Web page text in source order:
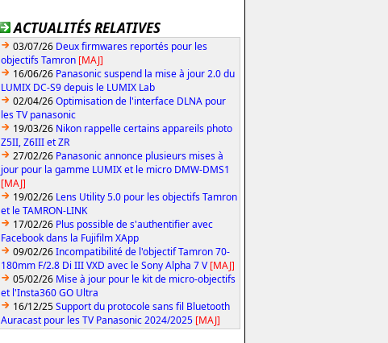
ACTUALITÉS RELATIVES
03/07/26 Deux firmwares reportés pour les
objectifs Tamron [MAJ]
16/06/26 Panasonic suspend la mise à jour 2.0 du
LUMIX DC-S9 depuis le LUMIX Lab
02/04/26Optimisation de l'interface DLNA pour
les TV panasonic
19/03/26 Nikon rappelle certains appareils photo
Z5II, Z6III et ZR
27/02/26 Panasonic annonce plusieurs mises à
jour pour la gamme LUMIX et le micro DMW-DMS1
[MAJ]
19/02/26 Lens Utility 5.0 pour les objectifs Tamron
et le TAMRON-LINK
17/02/26 Plus possible de s'authentifier avec
Facebook dans la Fujifilm XApp
09/02/26Incompatibilité de l'objectif Tamron 70-
180mm F/2.8 Di III VXD avec le Sony Alpha 7 V [MAJ]
05/02/26 Mise à jour pour le kit de micro-objectifs
et l'Insta360 GO Ultra
16/12/25Support du protocole sans fil Bluetooth
Auracast pour les TV Panasonic 2024/2025 [MAJ]